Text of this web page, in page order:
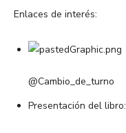
Enlaces de interés:
@Cambio_de_turno
Presentación del libro: